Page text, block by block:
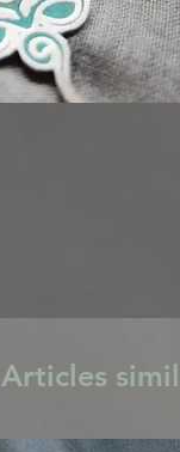
Articles